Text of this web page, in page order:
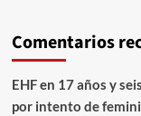
Comentarios
EHFen 17 años y
por intento de